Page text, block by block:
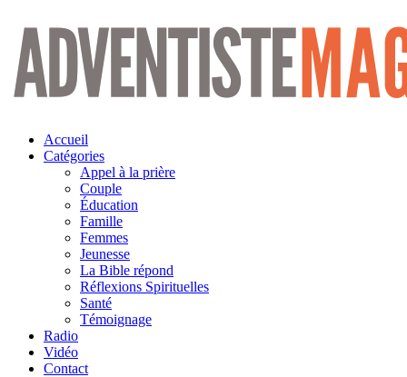
Aller
contenu
Accueil
Catégories
Appel à la prière
Couple
Éducation
Famille
Femmes
Jeunesse
La Bible répond
Réflexions Spirituelles
Santé
Témoignage
Radio
Vidéo
Contact